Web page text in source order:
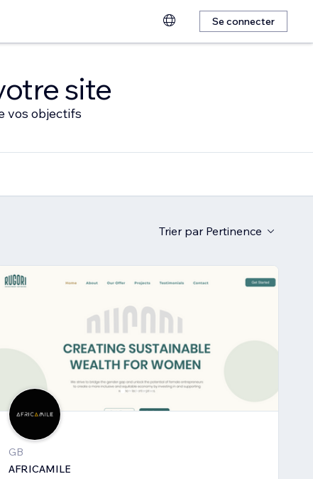
Se connecter
site
vos objectifs
Trier par Pertinence
GB
AFRICAMILE